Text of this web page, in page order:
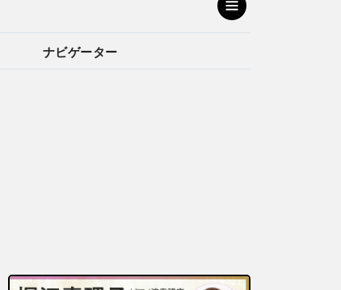
ナビゲーター